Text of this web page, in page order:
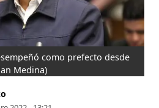
como prefecto desde
Medina)